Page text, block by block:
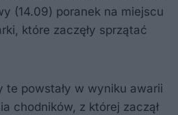
(14.09) poranek na miejscu
które zaczęły sprzątać
te powstały w wyniku awarii
chodników, z której zaczął